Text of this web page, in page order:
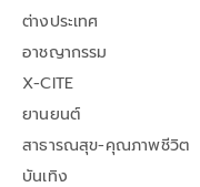
ต่างประเทศ
อาชญากรรม
X-CITE
ยานยนต์
สาธารณสุข-คุณภาพชีวิต
บันเทิง